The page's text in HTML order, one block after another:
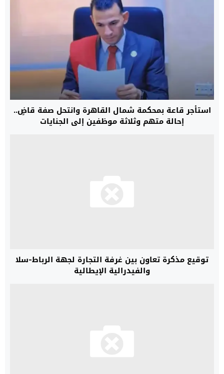
استأجر قاعة بمحكمة شمال القاهرة وانتحل صفة قاضٍ..
إحالة متهم وثلاثة موظفين إلى الجنايات
توقيع مذكرة تعاون بين غرفة التجارة لجهة الرباط-سلا
والفيدرالية الإيطالية